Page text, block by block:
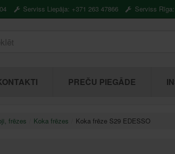
Serviss Liepāja: +371 263 47866 Serviss
PREČU PIEGĀDE
frēzes Koka frēzes Koka frēze S29 EDESSO